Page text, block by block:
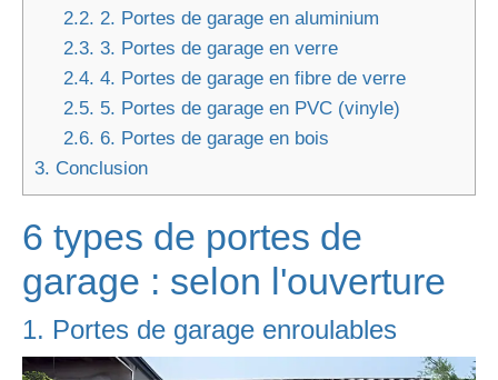
2.2. 2. Portes de garage en aluminium
2.3. 3. Portes de garage en verre
2.4. 4. Portes de garage en fibre de verre
2.5. 5. Portes de garage en PVC (vinyle)
2.6. 6. Portes de garage en bois
3. Conclusion
6 types de portes de
garage : selon l'ouverture
1. Portes de garage enroulables